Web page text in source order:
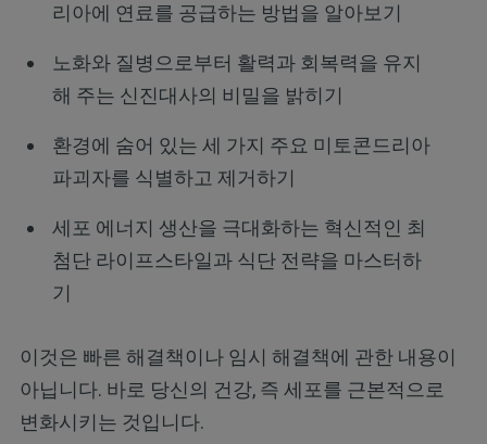
리아에 연료를 공급하는 방법을 알아보기
노화와 질병으로부터 활력과 회복력을 유지
해 주는 신진대사의 비밀을 밝히기
환경에 숨어 있는 세 가지 주요 미토콘드리아
파괴자를 식별하고 제거하기
세포 에너지 생산을 극대화하는 혁신적인 최
첨단 라이프스타일과 식단 전략을 마스터하
기
이것은 빠른 해결책이나 임시 해결책에 관한 내용이
아닙니다. 바로 당신의 건강, 즉 세포를 근본적으로
변화시키는 것입니다.